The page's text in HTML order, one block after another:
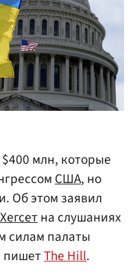
$400 млн, которые
США, но
Об этом заявил
на слушаниях
силам палаты
пишетThe Hill.